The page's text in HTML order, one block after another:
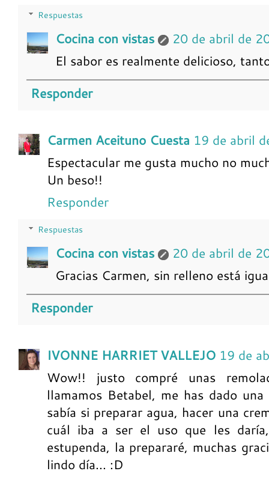
Respuestas
Cocina con vistas
20 de abril de
El sabor es realmente delicioso,
Responder
Carmen Aceituno Cuesta 19 de abril
Espectacular me gusta mucho no
Un beso!!
Responder
Respuestas
Cocina con vistas
20 de abril de
Gracias Carmen, sin relleno está
Responder
IVONNE HARRIET VALLEJO 19 de
Wow!! justo compré unas
llamamos Betabel, me has dado
sabía si preparar agua, hacer una
cuál iba a ser el uso que les
estupenda, la prepararé, muchas
lindo día... :D